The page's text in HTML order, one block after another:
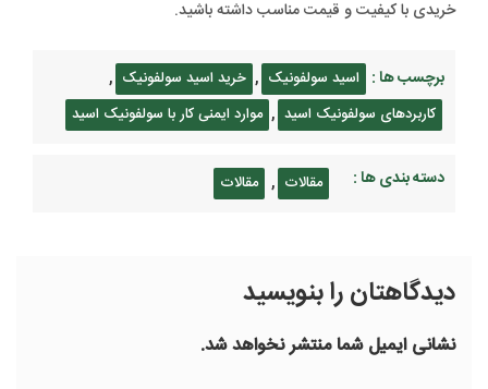
خریدی با کیفیت و قیمت مناسب داشته باشید.
برچسب ها : اسید سولفونیک , خرید اسید سولفونیک ,
کاربردهای سولفونیک اسید , موارد ایمنی کار با سولفونیک اسید
دسته بندی ها : مقالات , مقالات
دیدگاهتان را بنویسید
نشانی ایمیل شما منتشر نخواهد شد.